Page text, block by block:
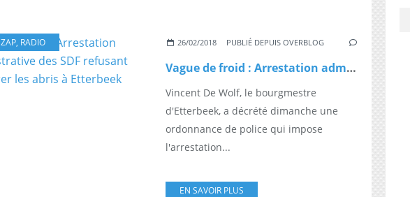
ZAP, RADIO 26/02/2018 PUBLIÉ DEPUIS OVERBLOG
Vague de froid : Arrestation administrative des SDF refusant d'intégrer les abris à Etterbeek
Vincent De Wolf, le bourgmestre
d'Etterbeek, a décrété dimanche une
ordonnance de police qui impose
l'arrestation...
EN SAVOIR PLUS